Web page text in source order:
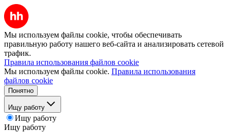
Мы используем файлы cookie, чтобы обеспечивать
правильную работу нашего веб-сайта и анализировать сетевой
трафик.
Правила использования файлов cookie
Мы используем файлы cookie. Правила использования
файлов cookie
Понятно
Ищу работу
Ищу работу
Ищу работу